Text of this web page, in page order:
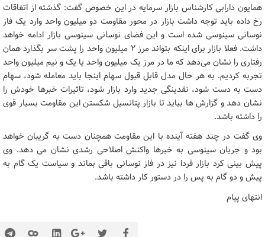
همایون دارابی کارشناس بازار سرمایه در این خصوص گفت: گذشته از اتفاقات
رخ داده باید توجه داشت بازار در محور مقاومت دو میلیون واحد وارد یک فاز
نوسانی سینوسی شده است و این فضای نوسانی سینوسی بازار ادامه خواهد
داشت. فعلا بازار برای اینکه بتواند مرز ۲ میلیون واحد را پشت سر بگذارد همان
رفتاری را نشان می‌دهد که ما در مرز یک میلیون واحد یا یک و نیم میلیون واحد
تجربه کردیم. به هر حال مدل قابل قبول سهام اینجا باید معامله شود، سهام
دست به دست شود، نقدینگی جدید وارد بازار شود، تاثیرات خبرها خودش را
نشان دهد و گزارش ها بیاید تا بازار پتانسیل شکستن این مقاومت بسیار قوی
را داشته باشد.
وی گفت در چند هفته آینده با این مقاومت همچنان دست به گریبان خواهد
بود و جریان سینوسی به خبرها واکنش اصلاحی رشدی نشان می دهد. وی
پیش بینی کرد بازار فردا نیز در فاز نوسانی باقی بماند و سیاست یک گام به
پیش و دو گام به پس را در دستور کار داشته باشد.
انتهای پیام